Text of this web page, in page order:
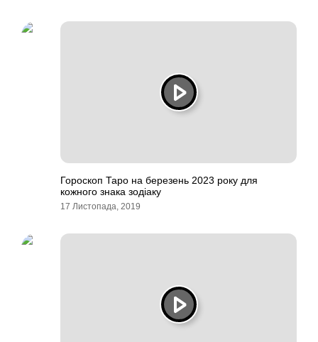
Гороскоп Таро на березень 2023 року для
кожного знака зодіаку
17 Листопада, 2019